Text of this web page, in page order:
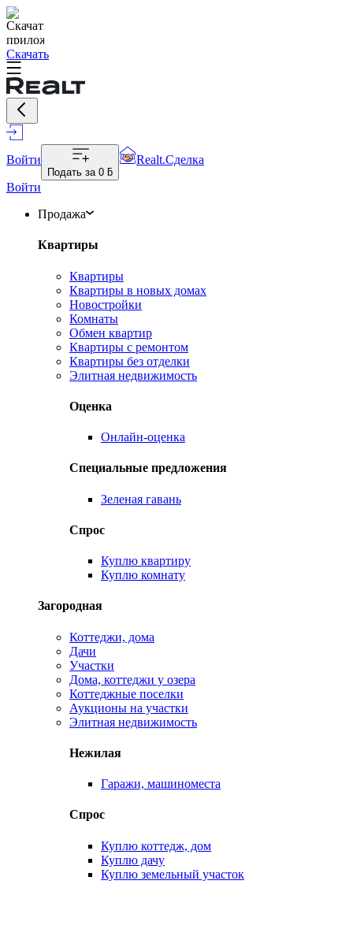
Скачать
Войти
Подать за 0 ƃ
Realt.Сделка
Войти
Продажа
Квартиры
Квартиры
Квартиры в новых домах
Новостройки
Комнаты
Обмен квартир
Квартиры с ремонтом
Квартиры без отделки
Элитная недвижимость
Оценка
Онлайн-оценка
Специальные предложения
Зеленая гавань
Спрос
Куплю квартиру
Куплю комнату
Загородная
Коттеджи, дома
Дачи
Участки
Дома, коттеджи у озера
Коттеджные поселки
Аукционы на участки
Элитная недвижимость
Нежилая
Гаражи, машиноместа
Спрос
Куплю коттедж, дом
Куплю дачу
Куплю земельный участок